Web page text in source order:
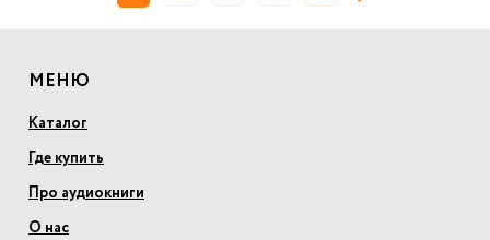
МЕНЮ
Каталог
Где купить
Про аудиокниги
О нас